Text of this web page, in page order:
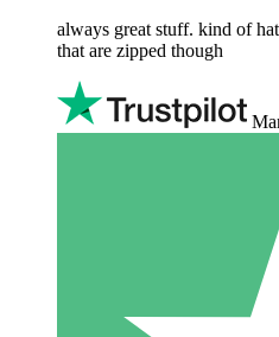
always great stuff. kind of
that are zipped though